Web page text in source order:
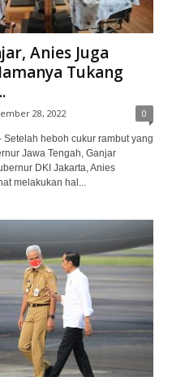
Anies Juga
Tukang
28, 2022 0
Setelah heboh cukur rambut yang
Jawa Tengah, Ganjar
DKI Jakarta, Anies
melakukan hal...